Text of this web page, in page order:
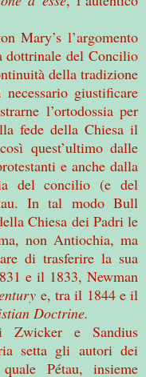
Mary’s l’argomento
dottrinale del Concilio
della tradizione
giustificare
l’ortodossia per
fede della Chiesa il
quest’ultimo dalle
e anche dalla
del concilio (e del
In tal modo Bull
Chiesa dei Padri le
non Antiochia, ma
di trasferire la sua
e il 1833, Newman
e, tra il 1844 e il
Doctrine.
Zwicker e Sandius
setta gli autori dei
Pétau, insieme